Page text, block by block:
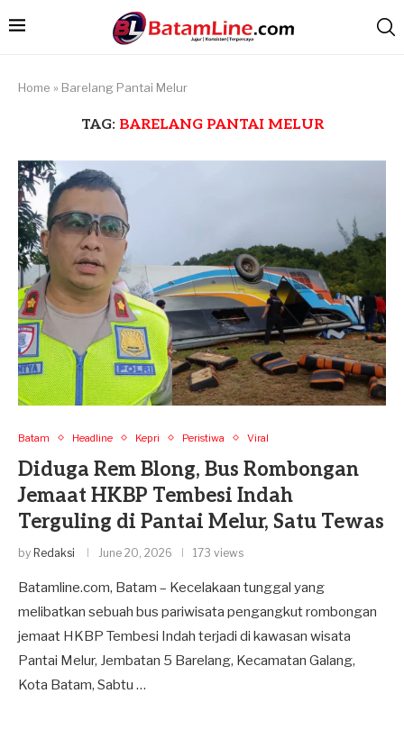
Home » Barelang Pantai Melur
TAG: BARELANG PANTAI MELUR
Batam Headline Kepri Peristiwa Viral
Diduga Rem Blong, Bus Rombongan
Jemaat HKBP Tembesi Indah
Terguling di Pantai Melur, Satu Tewas
by Redaksi June 20, 2026 173 views
Batamline.com, Batam – Kecelakaan tunggal yang
melibatkan sebuah bus pariwisata pengangkut rombongan
jemaat HKBP Tembesi Indah terjadi di kawasan wisata
Pantai Melur, Jembatan 5 Barelang, Kecamatan Galang,
Kota Batam, Sabtu …